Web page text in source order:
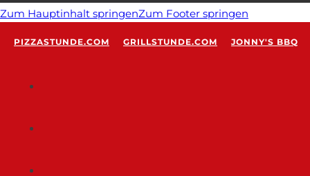
Zum Hauptinhalt springenZum Footer springen
PIZZASTUNDE.COM GRILLSTUNDE.COM JONNY'S BBQ